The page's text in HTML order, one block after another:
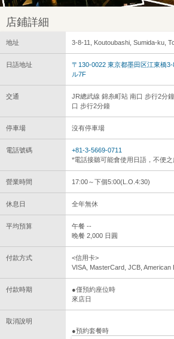
店鋪詳細
地址 3-8-11, Koutoubashi, Sumida-ku,
日語地址
〒130-0022 東京都墨田区江東橋
ル7F
交通
JR總武線 錦糸町站 南口 步行2分
口 步行2分鐘
停車場 沒有停車場
電話號碼
+81-3-5669-0711
*電話接聽可能會使用日語，不便之
營業時間 17:00～下個5:00(L.O.4:30)
休息日 全年無休
平均預算
午餐 --
晚餐 2,000 日圓
付款方式
<信用卡>
VISA, MasterCard, JCB, American
付款時期
●僅預約座位時
來店日
取消說明
●預約套餐時